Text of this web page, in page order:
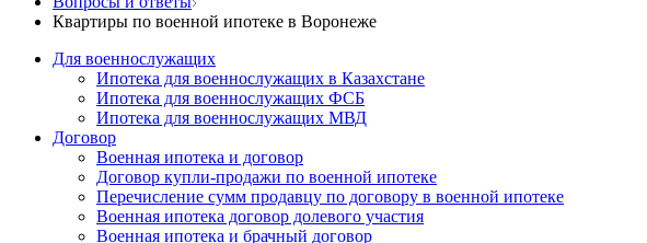
Квартиры по военной ипотеке в Воронеже
Для военнослужащих
Ипотека для военнослужащих в Казахстане
Ипотека для военнослужащих ФСБ
Ипотека для военнослужащих МВД
Договор
Военная ипотека и договор
Договор купли-продажи по военной ипотеке
Перечисление сумм продавцу по договору в военной ипотеке
Военная ипотека договор долевого участия
Военная ипотека и брачный договор